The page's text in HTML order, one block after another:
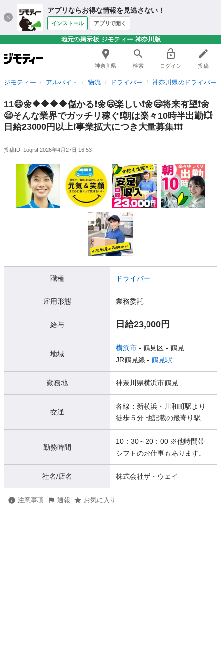
アプリならお得な情報を見逃さない！
インストール アプリで開く
地元の掲示板 ジモティー 神奈川版
神奈川県 検索 ログイン 投稿
ジモティー アルバイト 物流 ドライバー 神奈川県のドライバー
11😄🌼🔷🔶🔷🔶儲かる❗️🌼😄楽しい❗️🌼😄将来有望❗️🌼
😄そんな業界でガッチリ稼ぐ❗️朝は楽々10時半出勤💥
日給23000円以上❗️事業拡大につき大量募集❗️❗️❗️
投稿ID: 1oqrsf 2026年4月27日 16:53
職種 ドライバー
雇用形態 業務委託
給与 日給23,000円
地域
横浜市 - 鶴見区 - 鶴見
JR鶴見線 - 鶴見駅
勤務地 神奈川県横浜市鶴見
交通
各線；新横浜・川和町駅より
徒歩５分 他記載の最寄り駅
勤務時間
10：30～20：00 ※他時間帯
シフトのお仕事もあります。
社名/店名 株式会社ザ・ウェイ
注意事項 通報 お気に入り